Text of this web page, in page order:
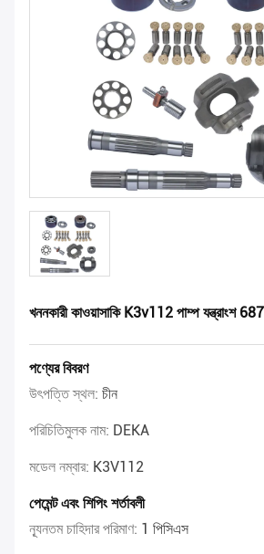
খননকারী কাওয়াসাকি K3v112 পাম্প
পণ্যের বিবরণ
উৎপত্তি স্থল: চীন
পরিচিতিমুলক নাম: DEKA
মডেল নম্বার: K3V112
পেমেন্ট এবং শিপিং শর্তাবলী
ন্যূনতম চাহিদার পরিমাণ: 1 পিসিএস